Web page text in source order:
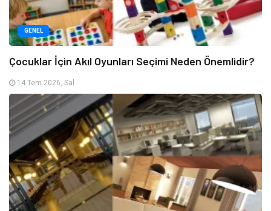
GENEL
Çocuklar İçin Akıl Oyunları Seçimi Neden Önemlidir?
14 Tem 2026, Sal